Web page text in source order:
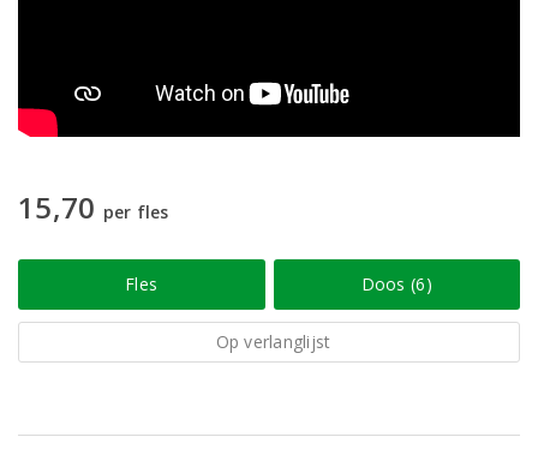
15,70 per fles
Fles Doos (6)
Op verlanglijst